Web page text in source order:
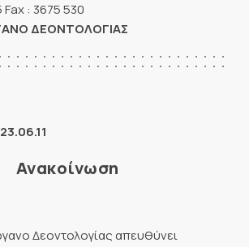
: 3675 530
ΔΕΟΝΤΟΛΟΓΙΑΣ
Ανακοίνωση
Δεοντολογίας απευθύνει